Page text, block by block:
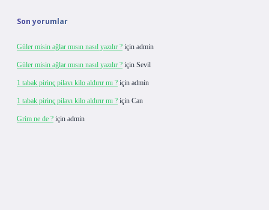
Son yorumlar
Güler misin ağlar mısın nasıl yazılır ? için admin
Güler misin ağlar mısın nasıl yazılır ? için Sevil
1 tabak pirinç pilavı kilo aldırır mı ? için admin
1 tabak pirinç pilavı kilo aldırır mı ? için Can
Grim ne de ? için admin